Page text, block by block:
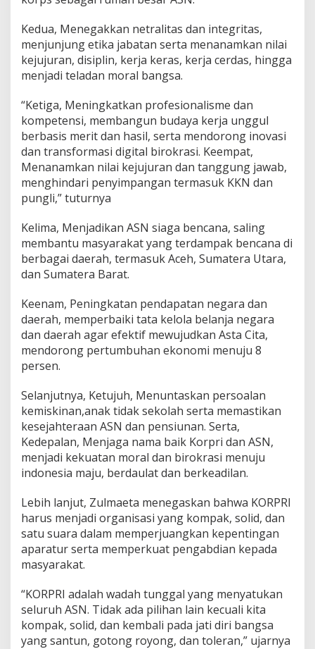
Kedua, Menegakkan netralitas dan integritas,
menjunjung etika jabatan serta menanamkan nilai
kejujuran, disiplin, kerja keras, kerja cerdas, hingga
menjadi teladan moral bangsa.
“Ketiga, Meningkatkan profesionalisme dan
kompetensi, membangun budaya kerja unggul
berbasis merit dan hasil, serta mendorong inovasi
dan transformasi digital birokrasi. Keempat,
Menanamkan nilai kejujuran dan tanggung jawab,
menghindari penyimpangan termasuk KKN dan
pungli,” tuturnya
Kelima, Menjadikan ASN siaga bencana, saling
membantu masyarakat yang terdampak bencana di
berbagai daerah, termasuk Aceh, Sumatera Utara,
dan Sumatera Barat.
Keenam, Peningkatan pendapatan negara dan
daerah, memperbaiki tata kelola belanja negara
dan daerah agar efektif mewujudkan Asta Cita,
mendorong pertumbuhan ekonomi menuju 8
persen.
Selanjutnya, Ketujuh, Menuntaskan persoalan
kemiskinan,anak tidak sekolah serta memastikan
kesejahteraan ASN dan pensiunan. Serta,
Kedepalan, Menjaga nama baik Korpri dan ASN,
menjadi kekuatan moral dan birokrasi menuju
indonesia maju, berdaulat dan berkeadilan.
Lebih lanjut, Zulmaeta menegaskan bahwa KORPRI
harus menjadi organisasi yang kompak, solid, dan
satu suara dalam memperjuangkan kepentingan
aparatur serta memperkuat pengabdian kepada
masyarakat.
“KORPRI adalah wadah tunggal yang menyatukan
seluruh ASN. Tidak ada pilihan lain kecuali kita
kompak, solid, dan kembali pada jati diri bangsa
yang santun, gotong royong, dan toleran,” ujarnya